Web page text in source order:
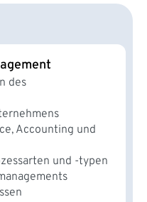
des
Accounting und
und -typen